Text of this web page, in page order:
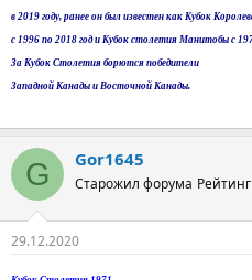
в 2019 году, ранее он был известен как Кубок
с 1996 по 2018 год и Кубок столетия Манитобы с
За Кубок Столетия борются победители
Западной Канады и Восточной Канады.
G Gor1645
Старожил форума
29.12.2020